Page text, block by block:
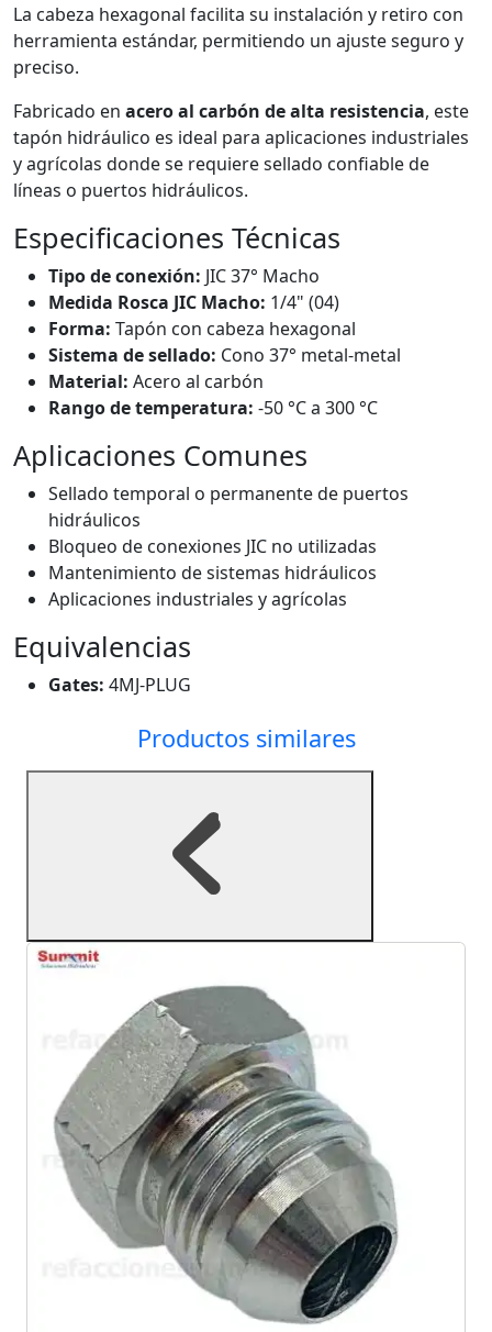
La cabeza hexagonal facilita su instalación y retiro con
herramienta estándar, permitiendo un ajuste seguro y
preciso.
Fabricado en acero al carbón de alta resistencia, este
tapón hidráulico es ideal para aplicaciones industriales
y agrícolas donde se requiere sellado confiable de
líneas o puertos hidráulicos.
Especificaciones Técnicas
Tipo de conexión: JIC 37° Macho
Medida Rosca JIC Macho: 1/4" (04)
Forma: Tapón con cabeza hexagonal
Sistema de sellado: Cono 37° metal-metal
Material: Acero al carbón
Rango de temperatura: -50 °C a 300 °C
Aplicaciones Comunes
Sellado temporal o permanente de puertos
hidráulicos
Bloqueo de conexiones JIC no utilizadas
Mantenimiento de sistemas hidráulicos
Aplicaciones industriales y agrícolas
Equivalencias
Gates: 4MJ-PLUG
Productos similares